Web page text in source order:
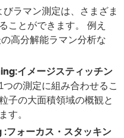
ラマン測定は、さまざま
ことができます。 例え
高分解能ラマン分析な
:イメージスティッチン
の測定に組み合わせるこ
子の大面積領域の概観と
す。
:フォーカス・スタッキン